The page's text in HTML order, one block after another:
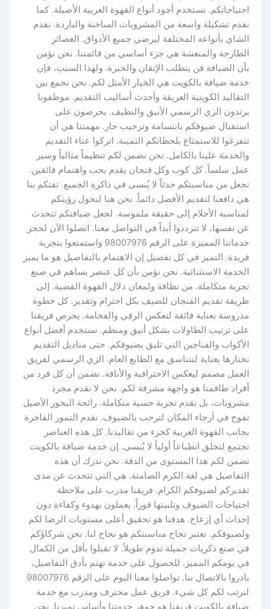
احتياجاتكم. نستخدم أجود أنواع القهوة العربية الأصيلة. كما
نقدم تشكيلة واسعة من المشروبات الساخنة والباردة. نقدم
الشاي بأنواعه المختلفة ليرضي جميع الأذواق. العصائر
الطازجة والمنعشة هي جزء أساسي من قائمتنا. نحن نؤمن
بأن الضيافة فن يتطلب الإتقان والخبرة. ولهذا السبب، فإن
خدمة ضيافة بالكويت هي الخيار الأمثل لكم. نحن نجمع بين
التقاليد الكويتية العريقة وأحدث أساليب التقديم. موظفونا
يرتدون الزي الرسمي الأنيق والنظيف. يحرصون على
استقبال ضيوفكم بابتسامة وترحيب حار. مهمتنا هي أن
تتفرغوا للاستمتاع بلحظاتكم الثمينة. اتركوا عناء التقديم
والخدمة علينا بالكامل. نحن نضمن لكم تنظيماً مثالياً وسير
عمل سلساً. كل كوب وكل فنجان يقدم بحب واهتمام فائقين.
نجعل من مناسبتكم حدثاً لا يُنسى في ذاكرة الجميع. ثقتكم بنا
هي دافعنا لتقديم الأفضل دائماً. نحن هنا لنحول رؤيتكم
لمناسبة الأحلام إلى حقيقة ملموسة. لجعل ضيافتكم تتحدث
عن نفسها، لا تترددوا أبداً في التواصل معنا. اتصلوا الآن لحجز
خدماتنا المميزة على الرقم 98007976 واستمتعوا بتجربة
فريدة. التميز في كل تفصيل إن الاهتمام بالتفاصيل هو ما يميز
الخدمة الاستثنائية. نحن نؤمن بأن كل عنصر يساهم في صنع
تجربة متكاملة. من نظافة ولمعان دلال القهوة الفضية. إلى
طريقة تقديم الفنجان للضيف بكل احترام وتقدير. كل خطوة
مدروسة بعناية فائقة لتعكس الرقي والفخامة. يحرص فريقنا
على ترتيب الطاولات بشكل أنيق ومنظم. نستخدم أفضل أنواع
الأكواب والفناجين التي تليق بضيوفكم. حتى مناديل التقديم
نختارها بعناية لتتناسق مع الطابع العام. الزي الرسمي لفريق
العمل مصمم ليعكس الاحترافية والأناقة. نضمن أن كل فرد من
أفراد طاقمنا هو واجهة مشرفة لكم. نحن لا نقدم مجرد
مشروبات، بل نقدم تجربة حسية متكاملة. رائحة البخور الأصيل
تفوح في أرجاء المكان لترحب بالضيوف. نقدم التمور الفاخرة
بجانب القهوة العربية كجزء من تقاليدنا. كل هذه العناصر
تجتمع لتخلق انطباعاً أولياً لا يُنسى. إن خدمة ضيافة بالكويت
تضمن لكم هذا المستوى من الدقة. نحن ندرك أن هذه
التفاصيل هي لغة الكرم الصامتة. هي التي تتحدث عن مدى
تقديركم لضيوفكم الكرام. فريقنا مدرب على ملاحظة
احتياجات الضيوف وتلبيتها فوراً. يعملون بهدوء وكفاءة دون
إحداث أي إزعاج. هدفنا هو تحقيق أعلى مستويات الرضا لكم
ولضيوفكم. نعتبر نجاح مناسبتكم هو نجاح لنا. نحن شركاؤكم
في صنع ذكريات جميلة تدوم طويلاً. لا تقبلوا بأقل من الكمال
في يومكم المميز. للحصول على خدمة تهتم بأدق التفاصيل،
بادروا بالاتصال بنا. تواصلوا معنا اليوم على الرقم 98007976
لنرتب لكم كل شيء. فريق عمل محترف ومدرب مع خدمة
ضيافة بالكويت فريقنا هو جوهر خدمتنا وأساس تميزنا. نحن